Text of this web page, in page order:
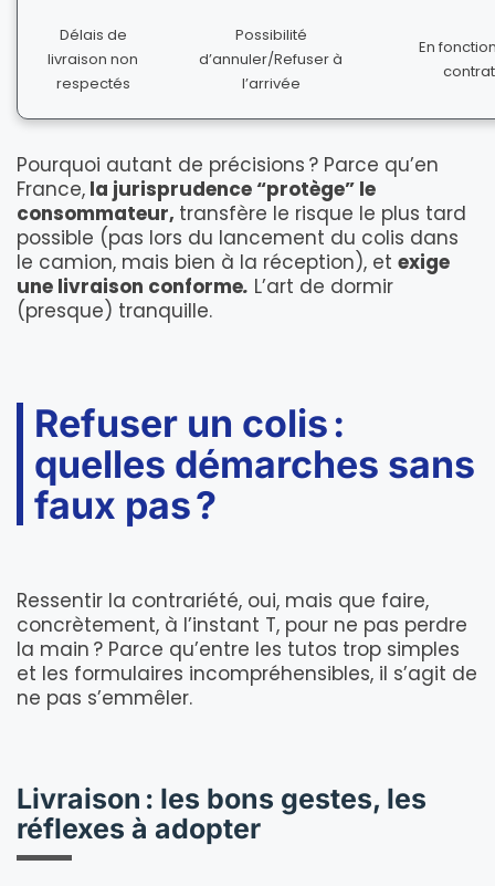
Délais de
livraison non
respectés
Possibilité
d’annuler/Refuser à
l’arrivée
En
contrat
Pourquoi autant de précisions ? Parce qu’en
France, la jurisprudence “protège” le
consommateur, transfère le risque le plus tard
possible (pas lors du lancement du colis dans
le camion, mais bien à la réception), et exige
une livraison conforme. L’art de dormir
(presque) tranquille.
Refuser un colis :
quelles démarches sans
faux pas ?
Ressentir la contrariété, oui, mais que faire,
concrètement, à l’instant T, pour ne pas perdre
la main ? Parce qu’entre les tutos trop simples
et les formulaires incompréhensibles, il s’agit de
ne pas s’emmêler.
Livraison : les bons gestes, les
réflexes à adopter